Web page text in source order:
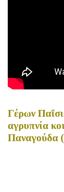
Γέρων
αγρυπνία
Παναγούδα